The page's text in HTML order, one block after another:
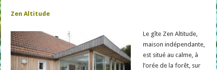
Zen Altitude
Le gîte Zen Altitude,
maison indépendante,
est situé au calme, à
l’orée de la forêt, sur